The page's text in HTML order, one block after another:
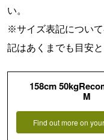
い。
※サイズ表記につい
記はあくまでも目安
158cm
M
Find out more on